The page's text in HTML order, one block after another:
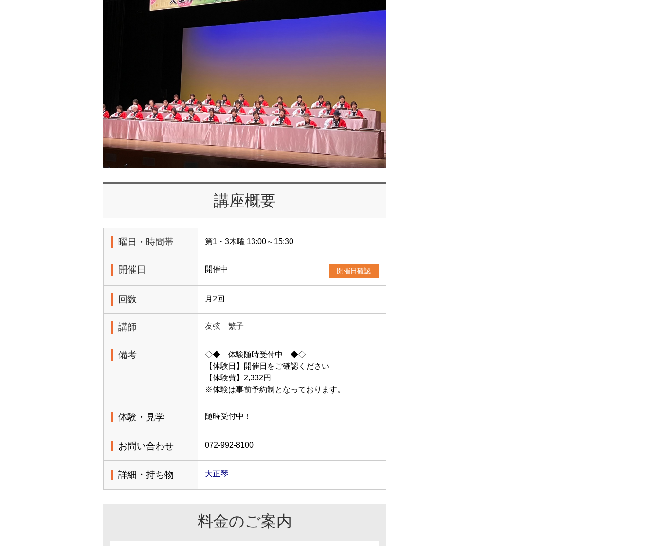
講座概要
曜日・時間帯 第1・3木曜 13:00～15:30
開催日 開催中 開催日確認
回数 月2回
講師 友弦 繁子
備考
◇◆ 体験随時受付中 ◆◇
【体験日】開催日をご確認ください
【体験費】2,332円
※体験は事前予約制となっております。
体験・見学 随時受付中！
お問い合わせ 072-992-8100
詳細・持ち物 大正琴
料金のご案内